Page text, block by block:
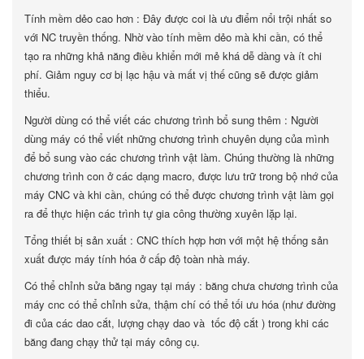
Tính mềm dẻo cao hơn : Đây được coi là ưu điểm nổi trội nhất so
với NC truyền thống. Nhờ vào tính mềm dẻo mà khi cần, có thể
tạo ra những khả năng điều khiển mới mẻ khá dễ dàng và ít chi
phí. Giảm nguy cơ bị lạc hậu và mất vị thế cũng sẽ được giảm
thiểu.
Người dùng có thể viết các chương trình bổ sung thêm : Người
dùng máy có thể viết những chương trình chuyên dụng của mình
để bổ sung vào các chương trình vật làm. Chúng thường là những
chương trình con ở các dạng macro, được lưu trữ trong bộ nhớ của
máy CNC và khi cần, chúng có thể được chương trình vật làm gọi
ra để thực hiện các trình tự gia công thường xuyên lặp lại.
Tổng thiết bị sản xuất : CNC thích hợp hơn với một hệ thống sản
xuất được máy tính hóa ở cấp độ toàn nhà máy.
Có thể chỉnh sửa băng ngay tại máy : băng chưa chương trình của
máy cnc có thể chỉnh sửa, thậm chí có thể tối ưu hóa (như đường
đi của các dao cắt, lượng chạy dao và tốc độ cắt ) trong khi các
băng đang chạy thử tại máy công cụ.